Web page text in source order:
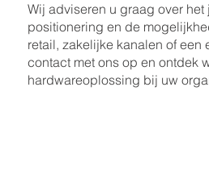
Wij adviseren u graag over
positionering en de
retail, zakelijke kanalen of
contact met ons op en ontdek
hardwareoplossing bij uw